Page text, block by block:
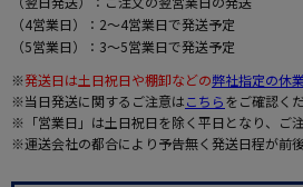
（4営業日）：2～4営業日で発送予定
（5営業日）：3～5営業日で発送予定
※発送日は土日祝日や棚卸などの弊社指定の休
※当日発送に関するご注意はこちらをご確認く
※「営業日」は土日祝日を除く平日となり、ご注
※運送会社の都合により予告無く発送日程が前